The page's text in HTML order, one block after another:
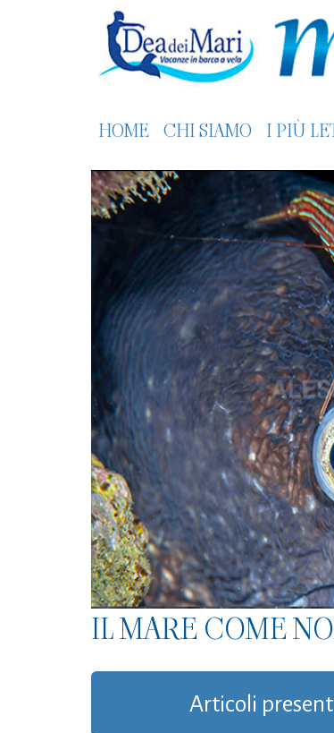
HOME CHI SIAMO I PIÙ
IL MARE COME
Articoli